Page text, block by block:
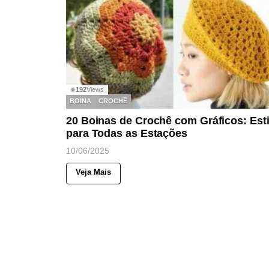
◉192Views
BOINA
CROCHÊ
20 Boinas de Crochê com Gráficos:
para Todas as Estações
10/06/2025
Veja Mais